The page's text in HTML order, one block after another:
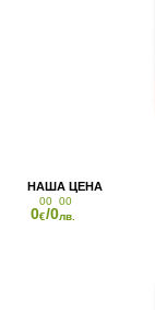
0
00
€/0
00
лв.